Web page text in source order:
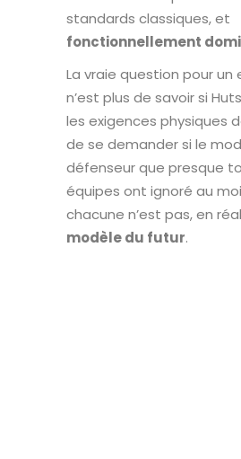
standards classiques, et
fonctionnellement
La vraie question pour un
n’est plus de savoir si
les exigences physiques
de se demander si le
défenseur que presque
équipes ont ignoré au
chacune n’est pas, en
modèle du futur.